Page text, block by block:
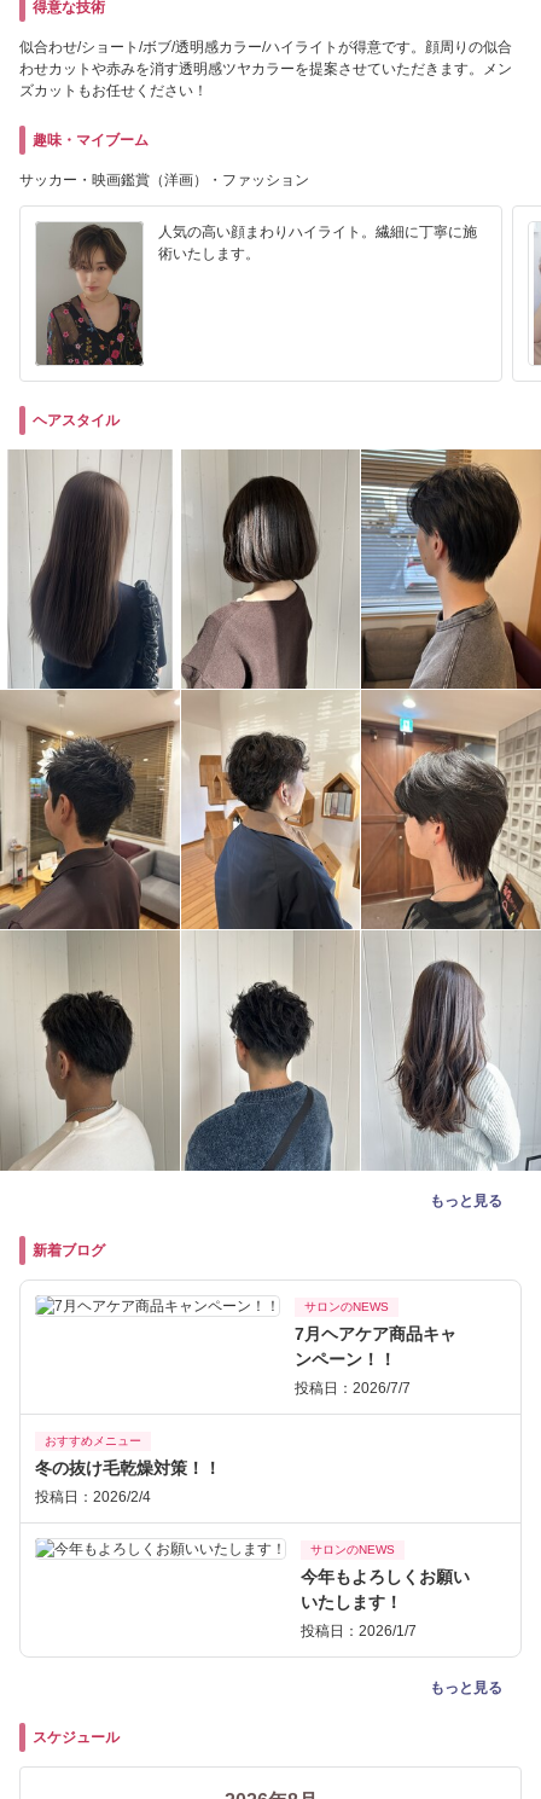
得意な技術
似合わせ/ショート/ボブ/透明感カラー/ハイライトが得意です。顔周りの似合
わせカットや赤みを消す透明感ツヤカラーを提案させていただきます。メン
ズカットもお任せください！
趣味・マイブーム
サッカー・映画鑑賞（洋画）・ファッション
人気の高い顔まわりハイライト。繊細に丁寧に施
術いたします。
ヘアスタイル
もっと見る
新着ブログ
サロンのNEWS
7月ヘアケア商品キャ
ンペーン！！
投稿日：2026/7/7
おすすめメニュー
冬の抜け毛乾燥対策！！
投稿日：2026/2/4
サロンのNEWS
今年もよろしくお願い
いたします！
投稿日：2026/1/7
もっと見る
スケジュール